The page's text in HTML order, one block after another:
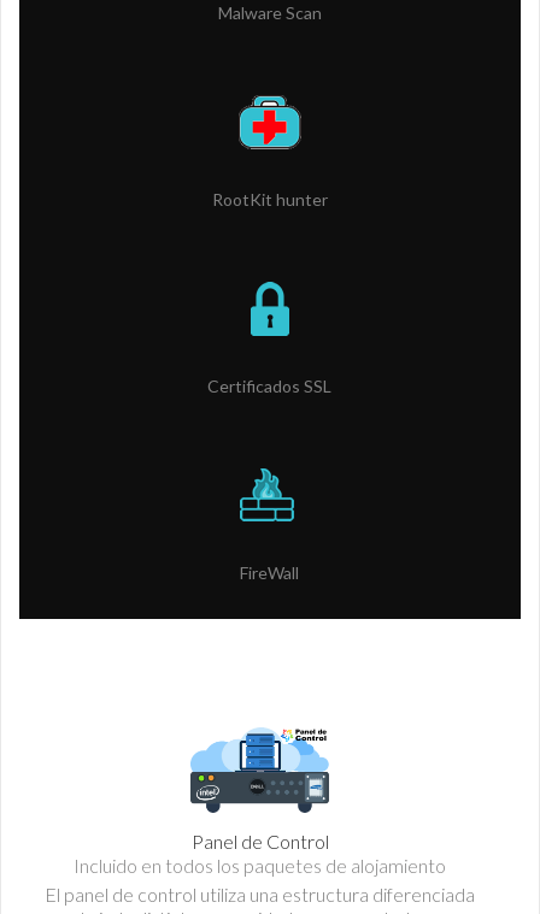
Malware Scan
RootKit hunter
Certificados SSL
FireWall
Panel de Control
Incluido en todos los paquetes de alojamiento
El panel de control utiliza una estructura diferenciada